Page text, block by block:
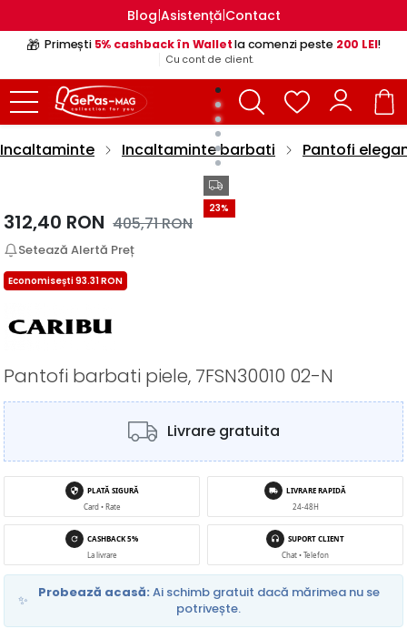
Blog|Asistență|Contact
🎁 Primești 5% cashback în Walletla comenzi peste 200 LEI!
Cu cont de client.
Incaltaminte Incaltaminte barbati Pantofi
23%
312,40 RON 405,71RON
Setează Alertă Preț
Economisești 93.31 RON
Pantofi barbati piele, 7FSN30010 02-N
Livrare gratuita
PLATĂ SIGURĂ
Card • Rate
LIVRARE RAPIDĂ
24-48H
CASHBACK 5%
La livrare
SUPORT CLIENT
Chat • Telefon
✨ Probează acasă: Ai schimb gratuit dacă mărimea nu se
potrivește.